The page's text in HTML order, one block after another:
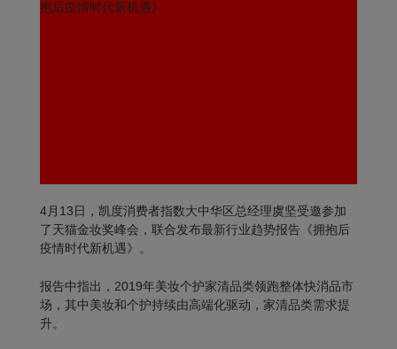
4月13日，凯度消费者指数大中华区总经理虞坚受邀参加
了天猫金妆奖峰会，联合发布最新行业趋势报告《拥抱后
疫情时代新机遇》。
报告中指出，2019年美妆个护家清品类领跑整体快消品市
场，其中美妆和个护持续由高端化驱动，家清品类需求提
升。